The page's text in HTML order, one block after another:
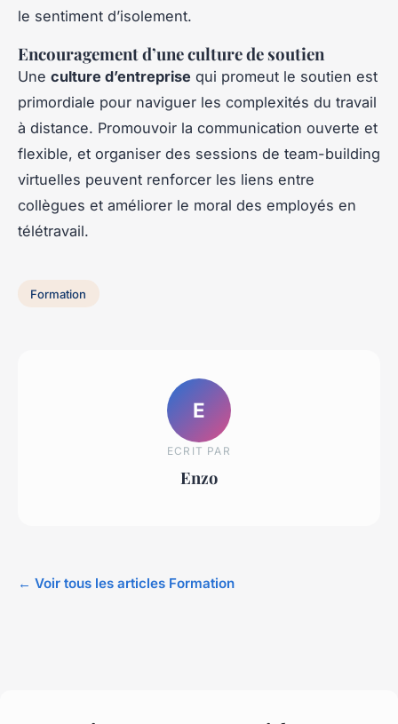
le sentiment d’isolement.
Encouragement d’une culture de soutien
Une culture d’entreprise qui promeut le soutien est
primordiale pour naviguer les complexités du travail
à distance. Promouvoir la communication ouverte et
flexible, et organiser des sessions de team-building
virtuelles peuvent renforcer les liens entre
collègues et améliorer le moral des employés en
télétravail.
Formation
E
ECRIT PAR
Enzo
← Voir tous les articles Formation